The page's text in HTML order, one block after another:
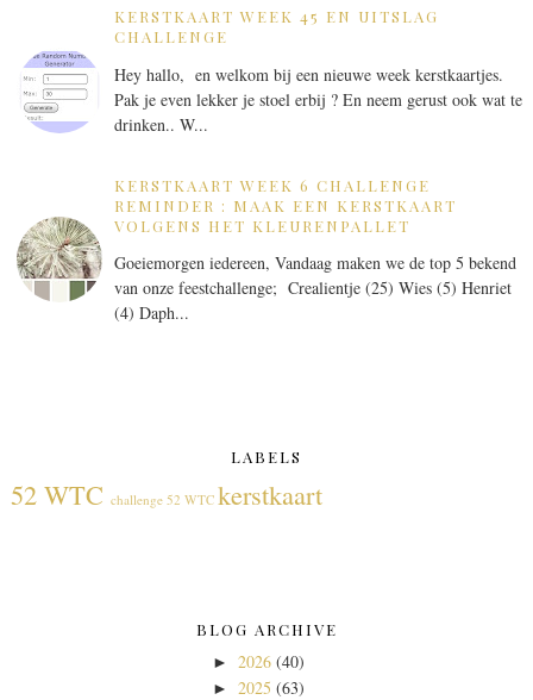
KERSTKAART WEEK 45 EN UITSLAG
CHALLENGE
Hey hallo, en welkom bij een nieuwe week kerstkaartjes.
Pak je even lekker je stoel erbij ? En neem gerust ook wat te
drinken.. W...
KERSTKAART WEEK 6 CHALLENGE
REMINDER : MAAK EEN KERSTKAART
VOLGENS HET KLEURENPALLET
Goeiemorgen iedereen, Vandaag maken we de top 5 bekend
van onze feestchallenge; Crealientje (25) Wies (5) Henriet
(4) Daph...
LABELS
52 WTC challenge 52 WTC kerstkaart
BLOG ARCHIVE
► 2026 (40)
► 2025 (63)